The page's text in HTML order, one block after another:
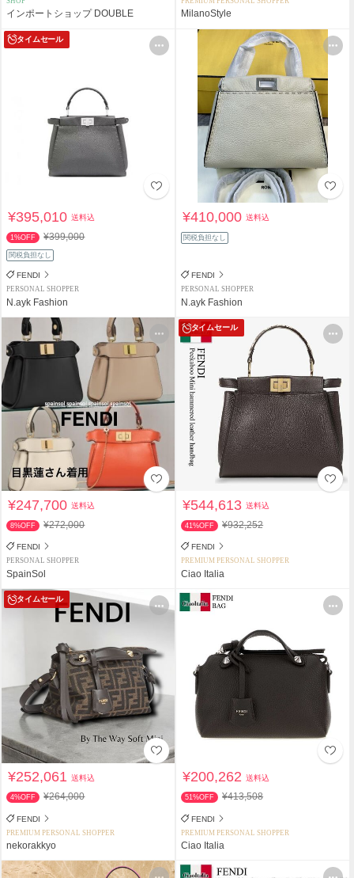
インポートショップ DOUBLE MilanoStyle
タイムセール
¥395,010送料込
1%OFF ¥399,000
関税負担なし
FENDI
PERSONAL SHOPPER
N.ayk Fashion
¥410,000送料込
関税負担なし
FENDI
PERSONAL SHOPPER
N.ayk Fashion
¥247,700送料込
8%OFF ¥272,000
FENDI
PERSONAL SHOPPER
SpainSol
タイムセール
¥544,613送料込
41%OFF ¥932,252
FENDI
PREMIUM PERSONAL SHOPPER
Ciao Italia
タイムセール
¥252,061送料込
4%OFF ¥264,000
FENDI
PREMIUM PERSONAL SHOPPER
nekorakkyo
¥200,262送料込
51%OFF ¥413,508
FENDI
PREMIUM PERSONAL SHOPPER
Ciao Italia